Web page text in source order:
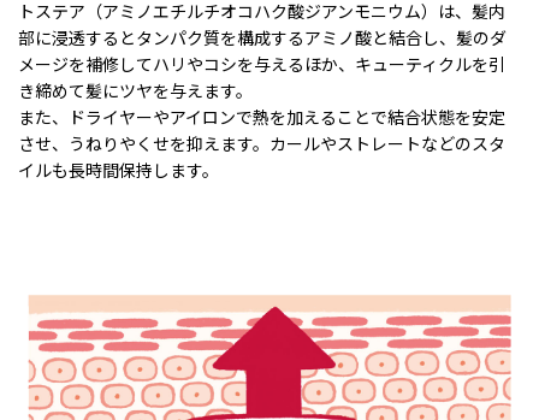
トステア（アミノエチルチオコハク酸ジアンモニウム）は、髪内
部に浸透するとタンパク質を構成するアミノ酸と結合し、髪のダ
メージを補修してハリやコシを与えるほか、キューティクルを引
き締めて髪にツヤを与えます。
また、ドライヤーやアイロンで熱を加えることで結合状態を安定
させ、うねりやくせを抑えます。カールやストレートなどのスタ
イルも長時間保持します。